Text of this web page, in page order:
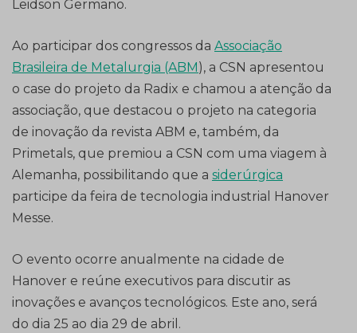
Leidson Germano.
Ao participar dos congressos da Associação
Brasileira de Metalurgia (ABM ), a CSN apresentou
o case do projeto da Radix e chamou a atenção da
associação, que destacou o projeto na categoria
de inovação da revista ABM e, também, da
Primetals, que premiou a CSN com uma viagem à
Alemanha, possibilitando que a siderúrgica
participe da feira de tecnologia industrial Hanover
Messe.
O evento ocorre anualmente na cidade de
Hanover e reúne executivos para discutir as
inovações e avanços tecnológicos. Este ano, será
do dia 25 ao dia 29 de abril.